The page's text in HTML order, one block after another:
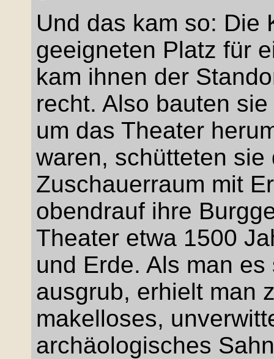
Und das kam so: Die
geeigneten Platz für
kam ihnen der
recht. Also bauten
um das Theater
waren, schütteten sie
Zuschauerraum mit
obendrauf ihre
Theater etwa 1500
und Erde. Als man
ausgrub, erhielt man
makelloses,
archäologisches